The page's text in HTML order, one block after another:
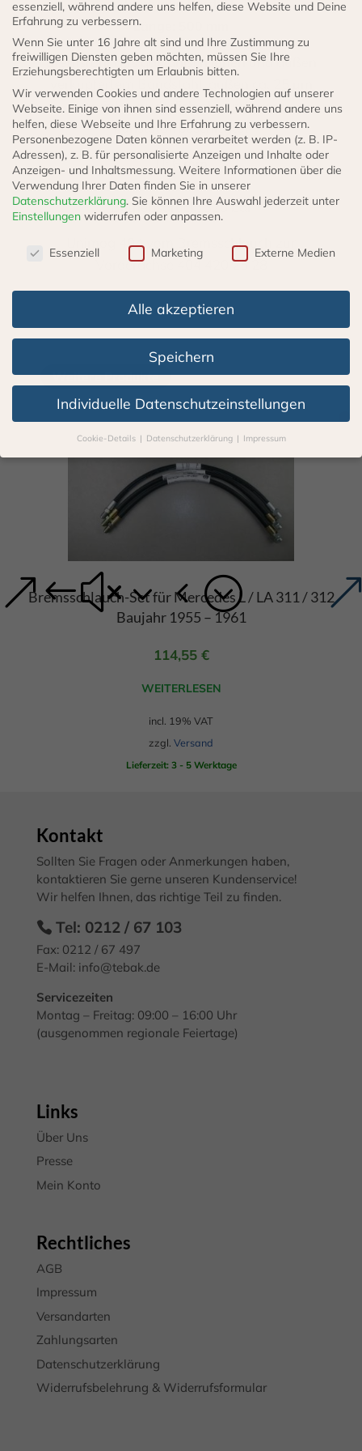
Menge
Länge: 500 mm
Bremsrohr aus galvanisch innen und außen
verkupfertem Bandstahl, außen ca. 25 µm
verzinkt, zusätzlich oliv / schwarz
kunststoffbeschichtet
D: 6 mm
s: 0,7 mm
Betriebsdruck: 320 bar
Unimog 404 vom Bremsschlauch zur
Vorderachse 404 420 25 28
Weitere Produkte
Bremsschlauch-Set für Mercedes L / LA 311 / 312
Baujahr 1955 – 1961
114,55 €
WEITERLESEN
incl. 19% VAT
zzgl. Versand
Lieferzeit: 3 - 5 Werktage
Kontakt
Sollten Sie Fragen oder Anmerkungen haben,
kontaktieren Sie gerne unseren Kundenservice!
Wir helfen Ihnen, das richtige Teil zu finden.
Tel: 0212 / 67 103
Fax: 0212 / 67 497
E-Mail: info@tebak.de
Servicezeiten
Montag – Freitag: 09:00 – 16:00 Uhr
(ausgenommen regionale Feiertage)
Links
Über Uns
Presse
Mein Konto
Rechtliches
AGB
Impressum
Versandarten
Zahlungsarten
Datenschutzerklärung
Widerrufsbelehrung & Widerrufsformular
essenziell, während andere uns helfen, diese Website und Deine
Erfahrung zu verbessern.
Wenn Sie unter 16 Jahre alt sind und Ihre Zustimmung zu
freiwilligen Diensten geben möchten, müssen Sie Ihre
Erziehungsberechtigten um Erlaubnis bitten.
Wir verwenden Cookies und andere Technologien auf unserer
Webseite. Einige von ihnen sind essenziell, während andere uns
helfen, diese Webseite und Ihre Erfahrung zu verbessern.
Personenbezogene Daten können verarbeitet werden (z. B. IP-
Adressen), z. B. für personalisierte Anzeigen und Inhalte oder
Anzeigen- und Inhaltsmessung. Weitere Informationen über die
Verwendung Ihrer Daten finden Sie in unserer
Datenschutzerklärung. Sie können Ihre Auswahl jederzeit unter
Einstellungen widerrufen oder anpassen.
Essenziell Marketing Externe Medien
Alle akzeptieren
Speichern
Individuelle Datenschutzeinstellungen
Cookie-Details Datenschutzerklärung Impressum
Datenschutzeinstellungen
Wenn Sie unter 16 Jahre alt sind und Ihre Zustimmung zu
freiwilligen Diensten geben möchten, müssen Sie Ihre
Erziehungsberechtigten um Erlaubnis bitten.
Wir verwenden Cookies und andere Technologien auf unserer
helfen, diese Webseite und Ihre Erfahrung zu verbessern.
Personenbezogene Daten können verarbeitet werden (z. B. IP-
Adressen), z. B. für personalisierte Anzeigen und Inhalte oder
Anzeigen- und Inhaltsmessung. Weitere Informationen über die
Verwendung Ihrer Daten finden Sie in unserer
Hier finden Sie eine Übersicht über alle verwendeten Cookies.
sich weitere Informationen anzeigen lassen und so nur
Zurück
Essenzielle Cookies ermöglichen grundlegende Funktionen und sind für
die einwandfreie Funktion der Website erforderlich.
Cookie-Informationen anzeigen
Marketing (3)
Marketing-Cookies werden von Drittanbietern oder Publishern
verwendet, um personalisierte Werbung anzuzeigen. Sie tun dies, indem
sie Besucher über Websites hinweg verfolgen.
Cookie-Informationen anzeigen
Externe Medien (7)
Inhalte von Videoplattformen und Social-Media-Plattformen werden